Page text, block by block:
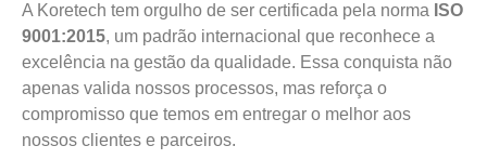
A Koretech tem orgulho de ser certificada pela norma ISO
9001:2015, um padrão internacional que reconhece a
excelência na gestão da qualidade. Essa conquista não
apenas valida nossos processos, mas reforça o
compromisso que temos em entregar o melhor aos
nossos clientes e parceiros.